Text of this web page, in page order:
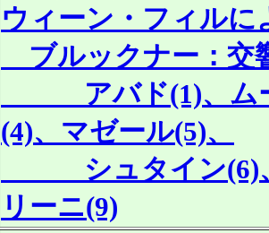
ウィーン・フィルに
ブルックナー：交
アバド(1)、ムー
(4)、マゼール(5)、
シュタイン(6)、
リーニ(9)